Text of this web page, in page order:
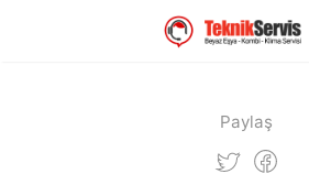
Paylaş